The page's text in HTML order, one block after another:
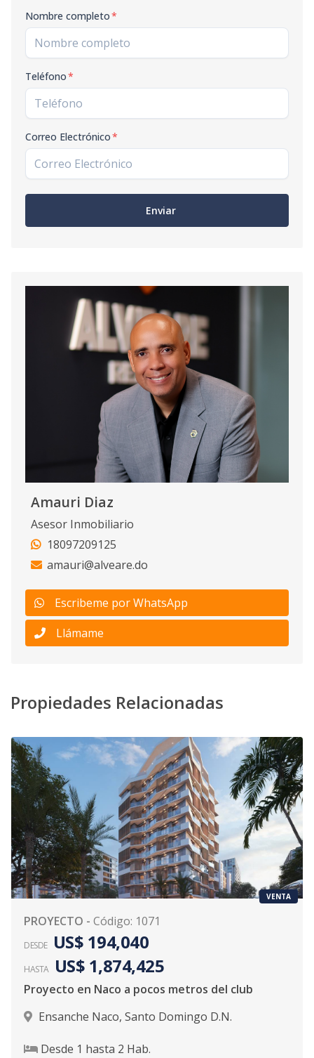
Nombre completo*
Teléfono*
Correo Electrónico*
Enviar
Amauri Diaz
Asesor Inmobiliario
18097209125
amauri@alveare.do
Escribeme por WhatsApp
Llámame
Propiedades Relacionadas
VENTA
PROYECTO - Código: 1071
DESDE US$ 194,040
HASTA US$ 1,874,425
Proyecto en Naco a pocos metros del club
Ensanche Naco, Santo Domingo D.N.
Desde 1 hasta 2 Hab.